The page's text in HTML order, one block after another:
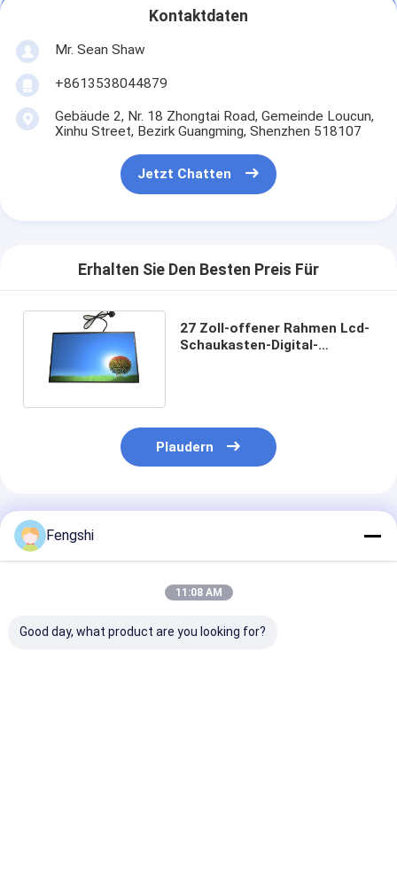
Kontaktdaten
Mr. Sean Shaw
+8613538044879
Gebäude 2, Nr. 18 Zhongtai Road, Gemeinde Loucun,
Xinhu Street, Bezirk Guangming, Shenzhen 518107
Jetzt Chatten
Erhalten Sie Den Besten Preis Für
27 Zoll-offener Rahmen Lcd-
Schaukasten-Digital-
Plaudern
Empfohlene Produkte
Fengshi
11:08 AM
Good day, what product are you looking for?